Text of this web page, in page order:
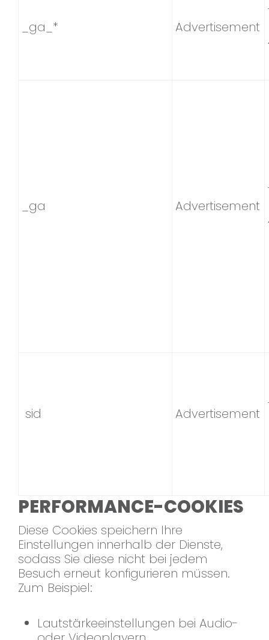
_ga_* Advertisement
_ga Advertisement
sid Advertisement
PERFORMANCE-COOKIES
Diese Cookies speichern Ihre
Einstellungen innerhalb der Dienste,
sodass Sie diese nicht bei jedem
Besuch erneut konfigurieren müssen.
Zum Beispiel:
Lautstärkeeinstellungen bei Audio-